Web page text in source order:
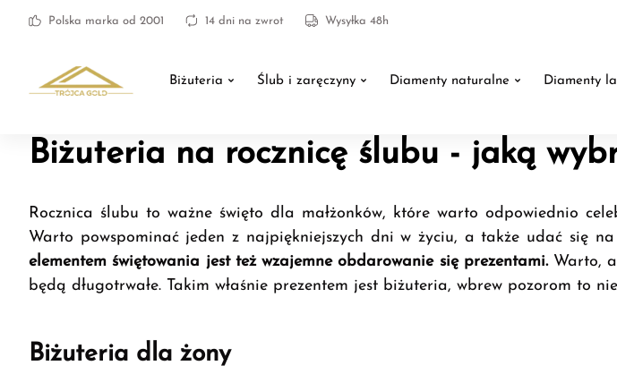
Polska marka od 2001 14 dni na zwrot Wysyłka 48h
Biżuteria Ślub i zaręczyny Diamenty naturalne Diamenty
Biżuteria na rocznicę ślubu - jaką
Rocznica ślubu to ważne święto dla małżonków, które warto odpowiednio
Warto powspominać jeden z najpiękniejszych dni w życiu, a także udać się
elementem świętowania jest też wzajemne obdarowanie się prezentami.Warto,
będą długotrwałe. Takim właśnie prezentem jest biżuteria, wbrew pozorom
Biżuteria dla żony